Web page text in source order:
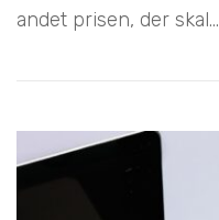
andet prisen, der skal...